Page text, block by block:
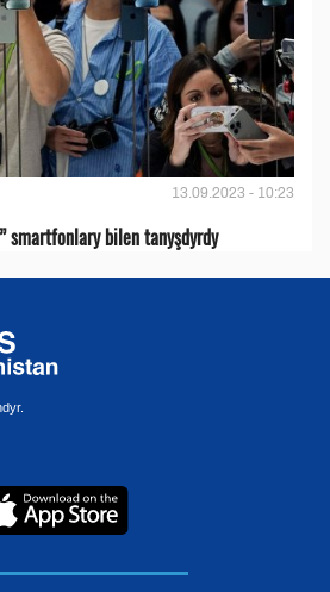
13.09.2023 - 10:23
smartfonlary bilen tanyşdyrdy